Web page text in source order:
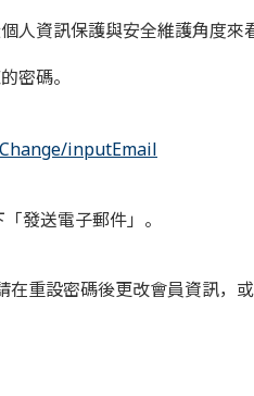
資訊保護與安全維護角度來
密碼。
inputEmail
發送電子郵件」。
重設密碼後更改會員資訊，